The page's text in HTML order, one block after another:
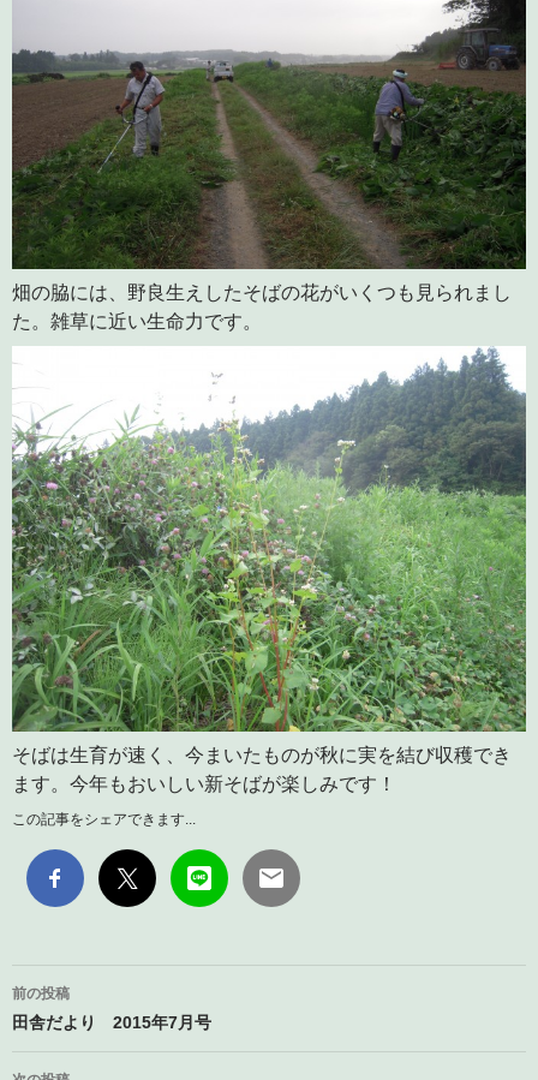
畑の脇には、野良生えしたそばの花がいくつも見られまし
た。雑草に近い生命力です。
そばは生育が速く、今まいたものが秋に実を結び収穫でき
ます。今年もおいしい新そばが楽しみです！
この記事をシェアできます...
投
稿
ナ
前の投稿
田舎だより 2015年7月号